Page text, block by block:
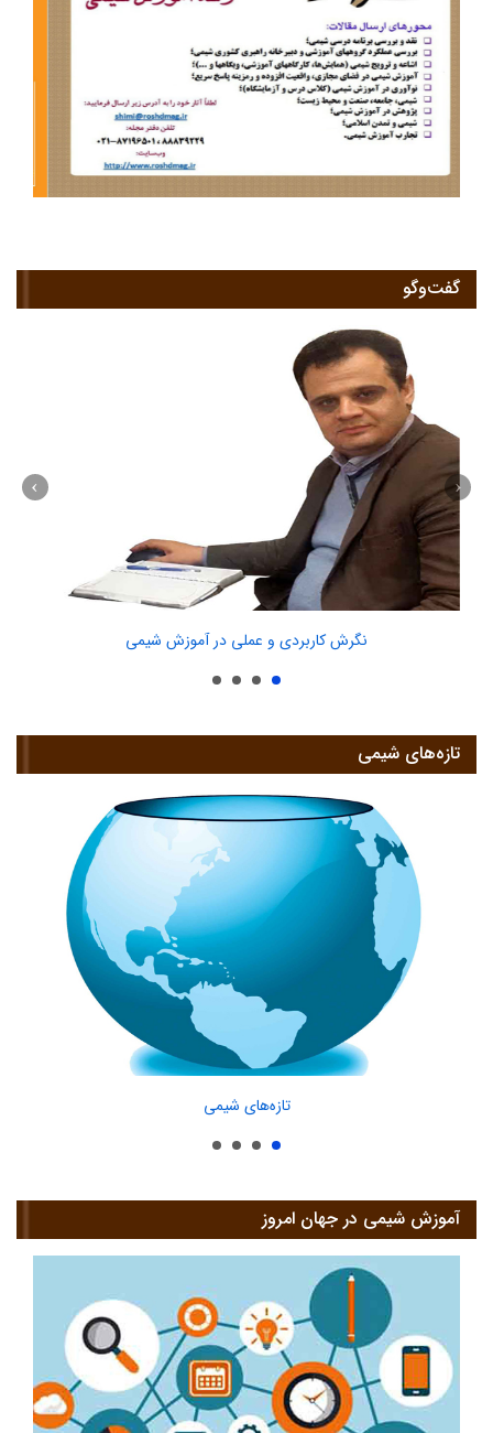
گفت‌وگو
نگرش کاربردی و عملی در آموزش شیمی
تازه‌های شیمی
تازه‌های شیمی
آموزش شیمی در جهان امروز